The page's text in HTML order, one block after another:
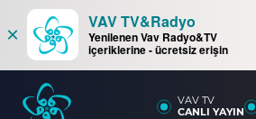
×
VAV TV&Radyo
Yenilenen Vav Radyo&TV
içeriklerine - ücretsiz erişin
VAV TV
CANLI YAYIN